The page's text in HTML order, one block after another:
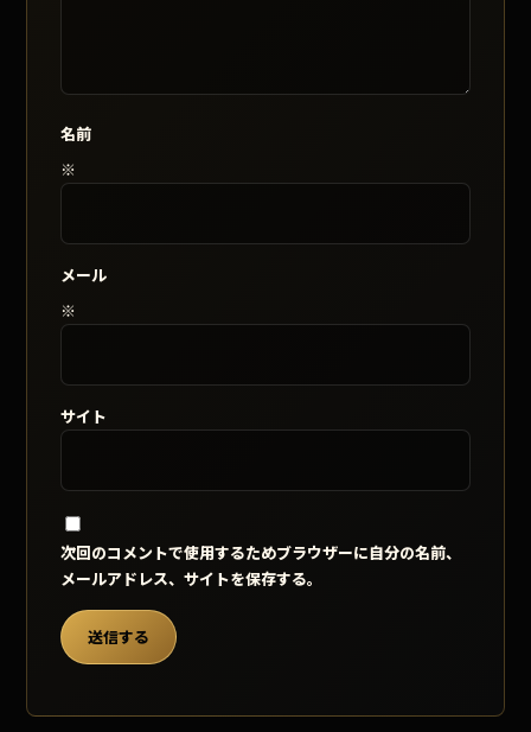
名前
※
メール
※
サイト
次回のコメントで使用するためブラウザーに自分の名前、
メールアドレス、サイトを保存する。